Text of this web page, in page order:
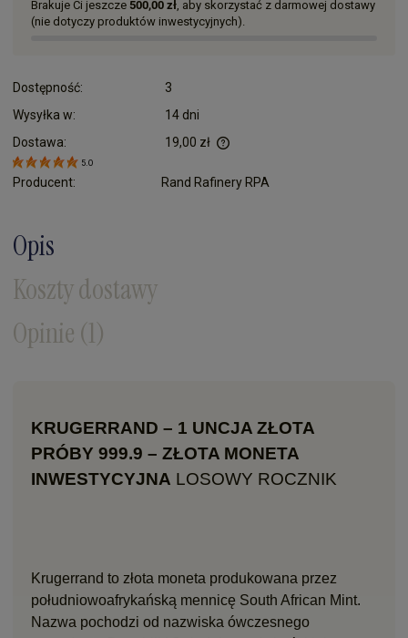
Brakuje Ci jeszcze 500,00 zł , aby skorzystać z darmowej dostawy
(nie dotyczy produktów inwestycyjnych).
Dostępność:
3
Wysyłka w:
14 dni
Dostawa:
19,00 zł
5.0
Producent: Rand Rafinery RPA
Opis
Koszty dostawy
Opinie (1)
KRUGERRAND – 1 UNCJA ZŁOTA
PRÓBY 999.9 – ZŁOTA MONETA
INWESTYCYJNA LOSOWY ROCZNIK
Krugerrand to złota moneta produkowana przez
południowoafrykańską mennicę South African Mint.
Nazwa pochodzi od nazwiska ówczesnego